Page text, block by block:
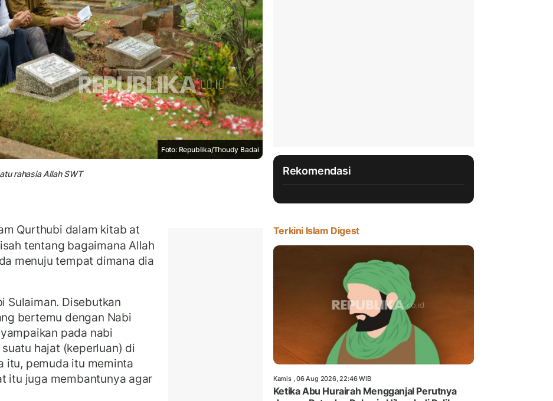
Foto: Republika/Thoudy Badai
rahasia Allah SWT
Qurthubi dalam kitab at
tentang bagaimana Allah
menuju tempat dimana dia
Sulaiman. Disebutkan
bertemu dengan Nabi
pada nabi
hajat (keperluan) di
itu, pemuda itu meminta
itu juga membantunya agar
Rekomendasi
Terkini Islam Digest
Kamis , 06 Aug 2026, 22:46 WIB
Ketika Abu Hurairah Mengganjal Perutnya